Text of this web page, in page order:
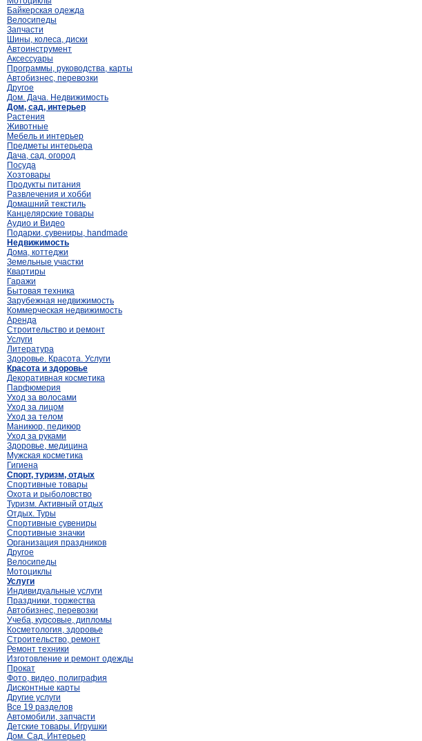
Байкерская одежда
Велосипеды
Запчасти
Шины, колеса, диски
Автоинструмент
Аксессуары
Программы, руководства, карты
Автобизнес, перевозки
Другое
Дом. Дача. Недвижимость
Дом, сад, интерьер
Растения
Животные
Мебель и интерьер
Предметы интерьера
Дача, сад, огород
Посуда
Хозтовары
Продукты питания
Развлечения и хобби
Домашний текстиль
Канцелярские товары
Аудио и Видео
Подарки, сувениры, handmade
Недвижимость
Дома, коттеджи
Земельные участки
Квартиры
Гаражи
Бытовая техника
Зарубежная недвижимость
Коммерческая недвижимость
Аренда
Строительство и ремонт
Услуги
Литература
Здоровье. Красота. Услуги
Красота и здоровье
Декоративная косметика
Парфюмерия
Уход за волосами
Уход за лицом
Уход за телом
Маникюр, педикюр
Уход за руками
Здоровье, медицина
Мужская косметика
Гигиена
Спорт, туризм, отдых
Спортивные товары
Охота и рыболовство
Туризм. Активный отдых
Отдых. Туры
Спортивные сувениры
Спортивные значки
Организация праздников
Другое
Велосипеды
Мотоциклы
Услуги
Индивидуальные услуги
Праздники, торжества
Автобизнес, перевозки
Учеба, курсовые, дипломы
Косметология, здоровье
Строительство, ремонт
Ремонт техники
Изготовление и ремонт одежды
Прокат
Фото, видео, полиграфия
Дисконтные карты
Другие услуги
Все 19 разделов
Автомобили, запчасти
Детские товары. Игрушки
Дом. Сад. Интерьер